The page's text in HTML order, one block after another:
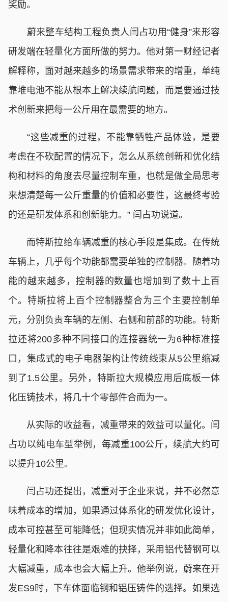
奖励。
蔚来整车结构工程负责人闫占功用“健身”来形容
研发端在轻量化方面所做的努力。他对第一财经记者
解释称，面对越来越多的场景需求带来的增重，单纯
靠堆电池不能从根本上解决续航问题，而是要通过技
术创新来把每一公斤用在最需要的地方。
“这些减重的过程，不能靠牺牲产品体验，是要
考虑在不砍配置的情况下，怎么从系统创新和优化结
构和材料的角度去尽量控制车重，也就是做全局思考
来想清楚每一公斤重量的价值和必要性，这最终考验
的还是研发体系和创新能力。” 闫占功说道。
而特斯拉给车辆减重的核心手段是集成。在传统
车辆上，几乎每个功能都需要单独的控制器。随着功
能的越来越多，控制器的数量也增加到了数十上百
个。特斯拉将上百个控制器整合为三个主要控制单
元，分别负责车辆的左侧、右侧和前部的功能。特斯
拉还将200多种不同接口的连接器统一为6种标准接
口，集成式的电子电器架构让传统线束从5公里缩减
到了1.5公里。另外，特斯拉大规模应用后底板一体
化压铸技术，将几十个零部件合而为一。
从实际的收益看，减重带来的效益可以量化。闫
占功以纯电车型举例，每减重100公斤，续航大约可
以提升10公里。
闫占功还提出，减重对于企业来说，并不必然意
味着成本的增加，如果通过体系化的研发优化设计，
成本可控甚至可能降低；但现实情况并非如此简单，
轻量化和降本往往是艰难的抉择，采用铝代替钢可以
大幅减重，成本也会大幅上升。他举例说，蔚来在开
发ES9时，下车体面临钢和铝压铸件的选择。如果选